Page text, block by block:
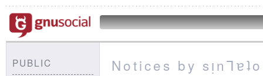
PUBLIC
Notices by